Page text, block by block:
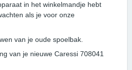
in het winkelmandje hebt
als je voor onze
van je oude spoelbak.
van je nieuwe Caressi 708041